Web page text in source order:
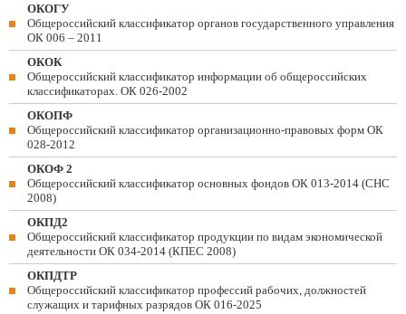
ОКОГУ
Общероссийский классификатор органов государственного управления
ОК 006 – 2011
ОКОК
Общероссийский классификатор информации об общероссийских
классификаторах. ОК 026-2002
ОКОПФ
Общероссийский классификатор организационно-правовых форм ОК
028-2012
ОКОФ 2
Общероссийский классификатор основных фондов ОК 013-2014 (СНС
2008)
ОКПД2
Общероссийский классификатор продукции по видам экономической
деятельности ОК 034-2014 (КПЕС 2008)
ОКПДТР
Общероссийский классификатор профессий рабочих, должностей
служащих и тарифных разрядов ОК 016-2025